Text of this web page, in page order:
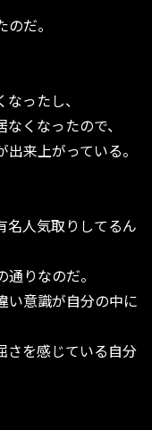
だ。
ったし、
くなったので、
来上がっている。
名人気取りしてるん
りなのだ。
い意識が自分の中に
さを感じている自分